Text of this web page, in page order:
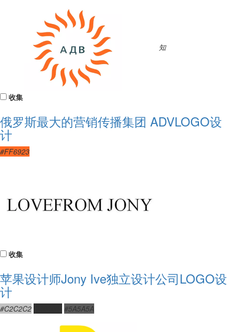
知
收集
俄罗斯最大的营销传播集团 ADVLOGO设
计
#FF6923
收集
苹果设计师Jony Ive独立设计公司LOGO设
计
#C2C2C2 #5A5A5A